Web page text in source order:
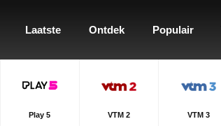
Laatste Ontdek Populair
Play 5 VTM 2 VTM 3